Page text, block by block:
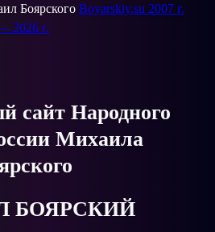
БоярскогоBoyarskiy.su 2007 г.
2026 г.
сайт Народного
Михаила
БОЯРСКИЙ